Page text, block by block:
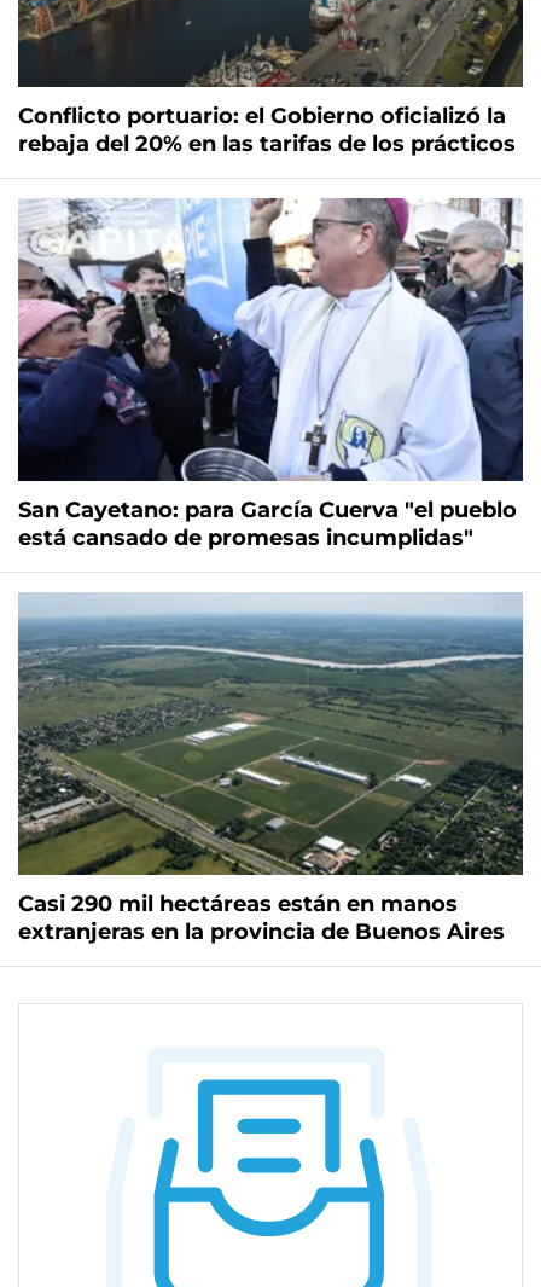
Conflicto portuario: el Gobierno oficializó la
rebaja del 20% en las tarifas de los prácticos
San Cayetano: para García Cuerva "el pueblo
está cansado de promesas incumplidas"
Casi 290 mil hectáreas están en manos
extranjeras en la provincia de Buenos Aires